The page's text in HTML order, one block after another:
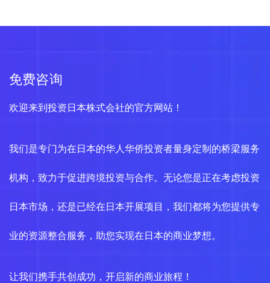
免费咨询
欢迎来到投资日本株式会社的官方网站！
我们是专门为在日本的华人华侨投资者量身定制的桥梁服务
机构，致力于促进跨境投资与合作。无论您是正在考虑投资
日本市场，还是已经在日本开展项目，我们都将为您提供专
业的资源整合服务，助您实现在日本的商业梦想。
让我们携手共创成功，开启新的商业旅程！